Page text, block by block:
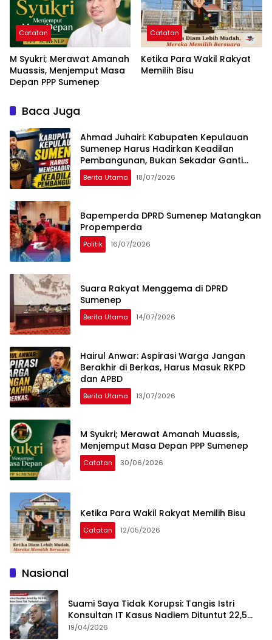
Catatan
M Syukri; Merawat Amanah
Muassis, Menjemput Masa
Depan PPP Sumenep
Catatan
Ketika Para Wakil Rakyat
Memilih Bisu
Baca Juga
Ahmad Juhairi: Kabupaten Kepulauan
Sumenep Harus Hadirkan Keadilan
Pembangunan, Bukan Sekadar Ganti
Nama
Berita Utama 18/07/2026
Bapemperda DPRD Sumenep Matangkan
Propemperda
Politik 16/07/2026
Suara Rakyat Menggema di DPRD
Sumenep
Berita Utama 14/07/2026
Hairul Anwar: Aspirasi Warga Jangan
Berakhir di Berkas, Harus Masuk RKPD
dan APBD
Berita Utama 13/07/2026
M Syukri; Merawat Amanah Muassis,
Menjemput Masa Depan PPP Sumenep
Catatan 30/06/2026
Ketika Para Wakil Rakyat Memilih Bisu
Catatan 12/05/2026
Nasional
Suami Saya Tidak Korupsi: Tangis Istri
Konsultan IT Kasus Nadiem Dituntut 22,5
Tahun
19/04/2026